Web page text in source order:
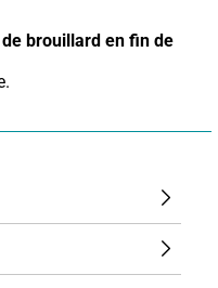
brouillard en fin de